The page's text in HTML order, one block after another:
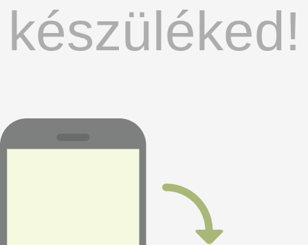
készüléked!